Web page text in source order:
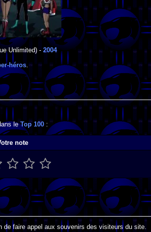
Unlimited) - 2004
héros.
leTop 100 :
note
de faire appel aux souvenirs des visiteurs du site.